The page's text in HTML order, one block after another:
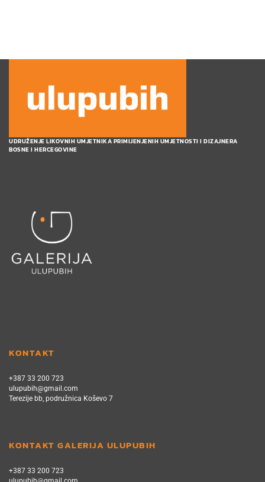
UDRUŽENJE LIKOVNIH UMJETNIKA PRIMIJENJENIH UMJETNOSTI I DIZAJNERA
BOSNE I HERCEGOVINE
KONTAKT
+387 33 200 723
ulupubih@gmail.com
Terezije bb, podružnica Koševo 7
KONTAKT GALERIJA ULUPUBIH
+387 33 200 723